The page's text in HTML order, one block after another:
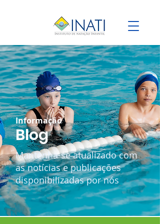
Informação
Blog
Mantenha-se atualizado com
as notícias e publicações
disponibilizadas por nós